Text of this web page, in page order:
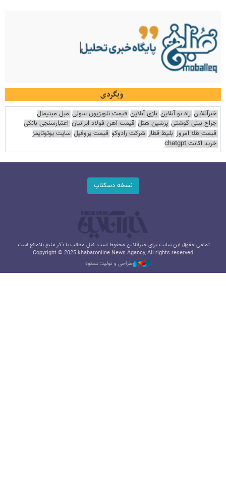
وبگردی
خبرآنلاین راه نو آنلاین بازی آنلاین قیمت تلویزیون سونی مبل مینیمال
جراح بینی گوشتی پرشین هتل قیمت آهن فولاد ایرانیان اعتبارسنجی بانکی
قیمت طلا امروز بلیط قطار شرکت رادوکو قیمت پروفیل سایت یوتوتایمز
خرید اکانت chatgpt
نسخه دسکتاپ
تمامی حقوق این سایت برای خبرآنلاین محفوظ است. نقل مطالب با ذکر منبع بلامانع است.
Copyright © 2025 khabaronline News Agancy, All rights reserved
طراحی و تولید: نستوه